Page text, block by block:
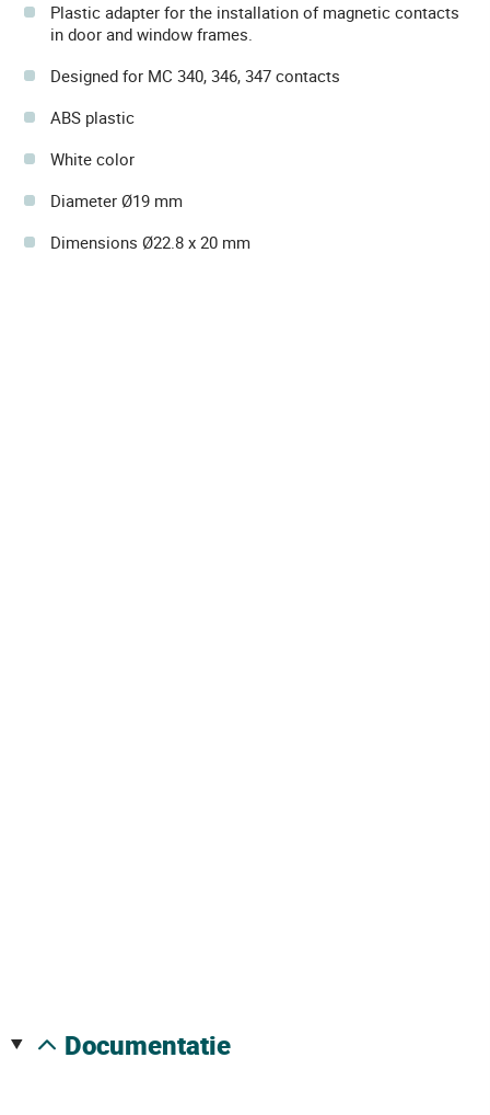
Plastic adapter for the installation of magnetic contacts
in door and window frames.
Designed for MC 340, 346, 347 contacts
ABS plastic
White color
Diameter Ø19 mm
Dimensions Ø22.8 x 20 mm
documentatie